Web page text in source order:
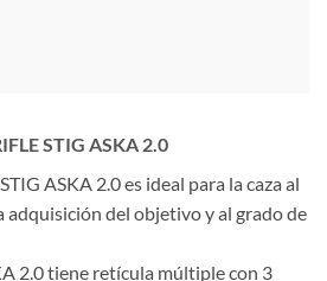
STIG ASKA 2.0
ASKA 2.0 es ideal para la caza al
adquisición del objetivo y al grado de
2.0 tiene retícula múltiple con 3